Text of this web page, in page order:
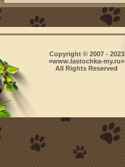
Copyright © 2007 - 2023
«www.lastochka-my.ru»
All Rights Reserved